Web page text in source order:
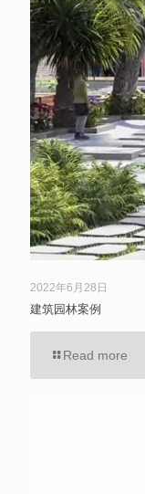
2022年6月28日
建筑园林案例
Read more